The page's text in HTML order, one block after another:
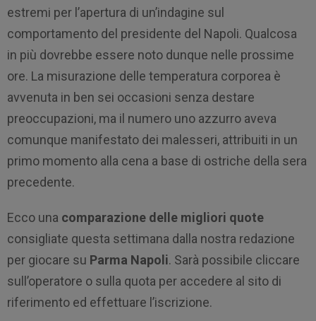
estremi per l’apertura di un’indagine sul
comportamento del presidente del Napoli. Qualcosa
in più dovrebbe essere noto dunque nelle prossime
ore. La misurazione delle temperatura corporea è
avvenuta in ben sei occasioni senza destare
preoccupazioni, ma il numero uno azzurro aveva
comunque manifestato dei malesseri, attribuiti in un
primo momento alla cena a base di ostriche della sera
precedente.
Ecco una comparazione delle migliori quote
consigliate questa settimana dalla nostra redazione
per giocare su Parma Napoli. Sarà possibile cliccare
sull’operatore o sulla quota per accedere al sito di
riferimento ed effettuare l’iscrizione.